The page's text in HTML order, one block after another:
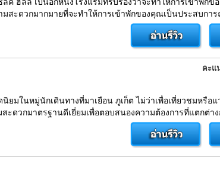
สะดวกมากมายที่จะทำให้การเข้าพักของคุณเป็นประสบกา
คะแ
ยมในหมู่นักเดินทางที่มาเยือน ภูเก็ต ไม่ว่าเพื่อเที่ยวชมหรือ
ะดวกมาตรฐานดีเยี่ยมเพื่อตอบสนองความต้องการที่แตกต่า